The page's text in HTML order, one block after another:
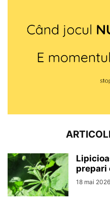
prepari
18 mai 2026